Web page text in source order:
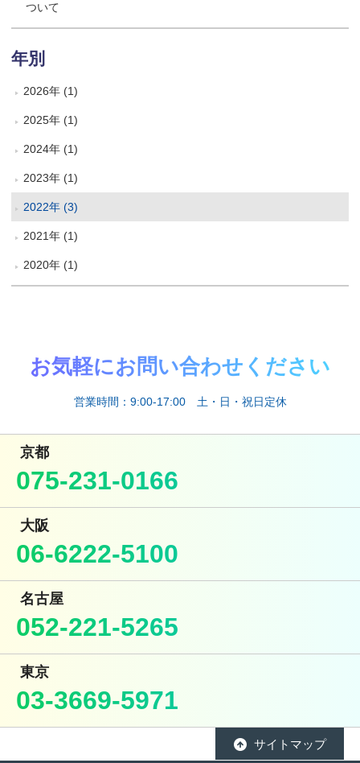
ついて
年別
2026年 (1)
2025年 (1)
2024年 (1)
2023年 (1)
2022年 (3)
2021年 (1)
2020年 (1)
お気軽にお問い合わせください
営業時間：9:00-17:00 土・日・祝日定休
京都
075-231-0166
大阪
06-6222-5100
名古屋
052-221-5265
東京
03-3669-5971
サイトマップ